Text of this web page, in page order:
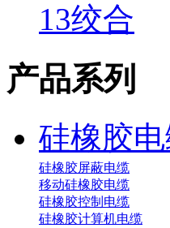
13绞合
产品系列
硅橡胶
硅橡胶屏蔽电缆
移动硅橡胶电缆
硅橡胶控制电缆
硅橡胶计算机电缆